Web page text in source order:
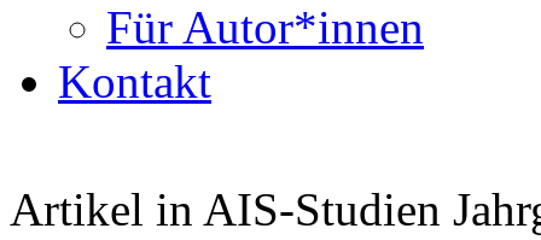
Für Autor*innen
Kontakt
Artikel in AIS-Studien